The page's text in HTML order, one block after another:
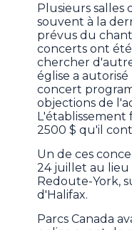
Plusieurs salles
souvent à la
prévus du
concerts ont
chercher
église a
concert
objections de
L'établissement
2500 $ qu'il
Un de ces
24 juillet au lieu
Redoute-York,
d'Halifax.
Parcs Canada